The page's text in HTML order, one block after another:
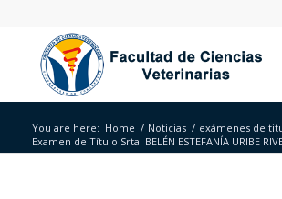
You are here: Home / Noticias / exámenes de
Examen de Título Srta. BELÉN ESTEFANÍA URIBE